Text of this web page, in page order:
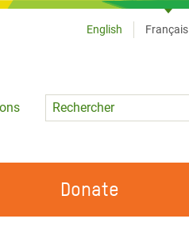
Language
English Français
Donate